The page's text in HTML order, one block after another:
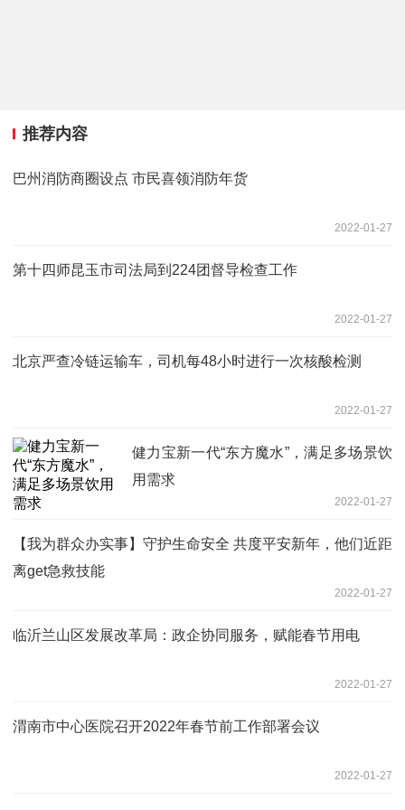
推荐内容
巴州消防商圈设点 市民喜领消防年货
2022-01-27
第十四师昆玉市司法局到224团督导检查工作
2022-01-27
北京严查冷链运输车，司机每48小时进行一次核酸检测
2022-01-27
健力宝新一代“东方魔水”，满足多场景饮
用需求
2022-01-27
【我为群众办实事】守护生命安全 共度平安新年，他们近距
离get急救技能
2022-01-27
临沂兰山区发展改革局：政企协同服务，赋能春节用电
2022-01-27
渭南市中心医院召开2022年春节前工作部署会议
2022-01-27